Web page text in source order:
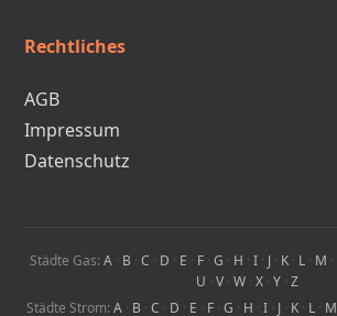
Rechtliches
AGB
Impressum
Datenschutz
Städte Gas: A · B · C · D · E · F · G · H · I · J · K · L · M ·
U · V· W· X· Y· Z
Städte Strom: A · B · C · D · E · F · G · H · I · J · K · L · M